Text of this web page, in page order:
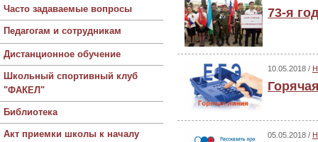
Часто задаваемые вопросы
Педагогам и сотрудникам
Дистанционное обучение
Школьный спортивный клуб
"ФАКЕЛ"
Библиотека
Акт приемки школы к началу
73-я
10.05.2018 /
05.05.2018 /